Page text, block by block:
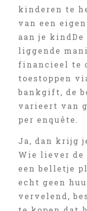
kinderen te
van een
aan je kindDe
liggende
financieel te
toestoppen
bankgift, de
varieert van
per enquête.
Ja, dan krijg
Wie liever de
een belletje
echt geen
vervelend,